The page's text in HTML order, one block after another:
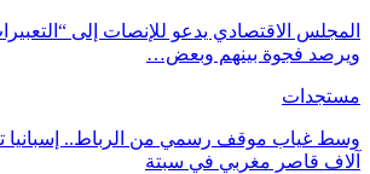
المجلس الاقتصادي يدعو للإنصات إلى
ويرصد فجوة بينهم وبعض…
مستجدات
آلاف قاصر مغربي في سبتة